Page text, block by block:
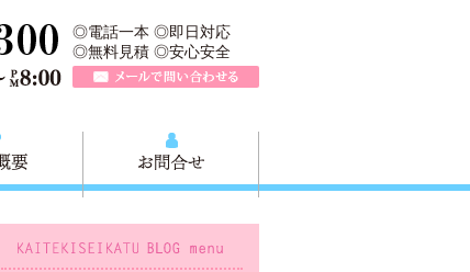
TEL 0120-757-161（年中無休）営業時間AM9:00～
◎電話一本 ◎即日対応
◎無料見積 ◎安心安全